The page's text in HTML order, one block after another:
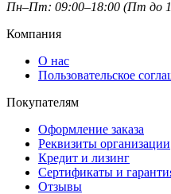
Пн–Пт: 09:00–18:00 (Пт до
Компания
О нас
Пользовательское
Покупателям
Оформление заказа
Реквизиты организации
Кредит и лизинг
Сертификаты и
Отзывы